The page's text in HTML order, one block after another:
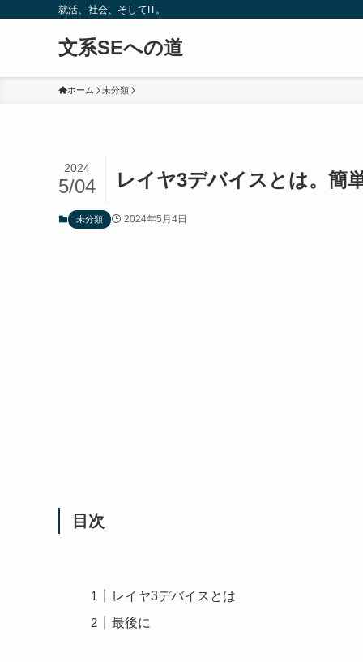
就活、社会、そしてIT。
文系SEへの道
ホーム 未分類
レイヤ3デバイスとは。簡
2024
5/04
未分類 2024年5月4日
目次
レイヤ3デバイスとは
最後に